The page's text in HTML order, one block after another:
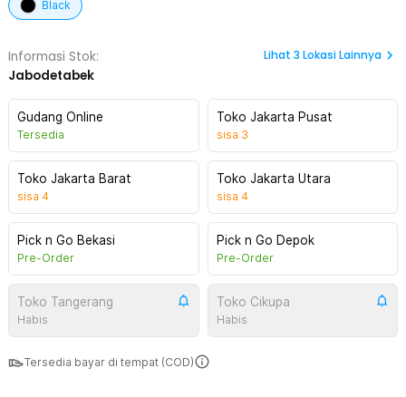
Black
Informasi Stok:
Jabodetabek
Lihat 3 Lokasi Lainnya
Gudang Online
Tersedia
Toko Jakarta Pusat
sisa 3
Toko Jakarta Barat
sisa 4
Toko Jakarta Utara
sisa 4
Pick n Go Bekasi
Pre-Order
Pick n Go Depok
Pre-Order
Toko Tangerang
Habis
Toko Cikupa
Habis
Tersedia bayar di tempat (COD)